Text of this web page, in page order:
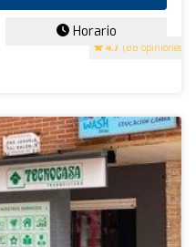
4.7 (88 opiniones)
Horario